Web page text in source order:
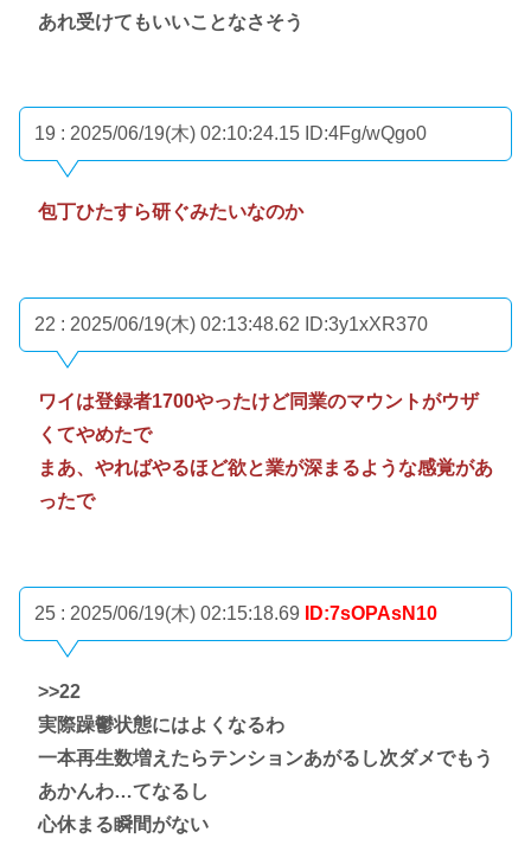
あれ受けてもいいことなさそう
19 : 2025/06/19(木) 02:10:24.15 ID:4Fg/wQgo0
包丁ひたすら研ぐみたいなのか
22 : 2025/06/19(木) 02:13:48.62 ID:3y1xXR370
ワイは登録者1700やったけど同業のマウントがウザ
くてやめたで
まあ、やればやるほど欲と業が深まるような感覚があ
ったで
25 : 2025/06/19(木) 02:15:18.69 ID:7sOPAsN10
>>22
実際躁鬱状態にはよくなるわ
一本再生数増えたらテンションあがるし次ダメでもう
あかんわ…てなるし
心休まる瞬間がない